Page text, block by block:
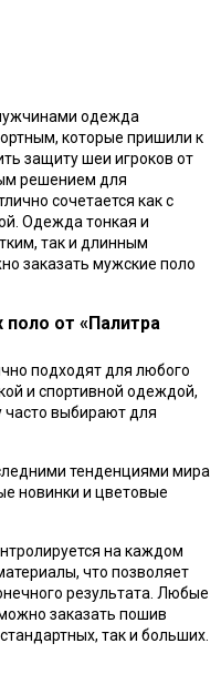
одежда
которые пришили к
защиту шеи игроков от
решением для
сочетается как с
Одежда тонкая и
так и длинным
заказать мужские поло
от «Палитра
подходят для любого
и спортивной одеждой,
часто выбирают для
тенденциями мира
новинки и цветовые
на каждом
что позволяет
результата. Любые
заказать пошив
так и больших.